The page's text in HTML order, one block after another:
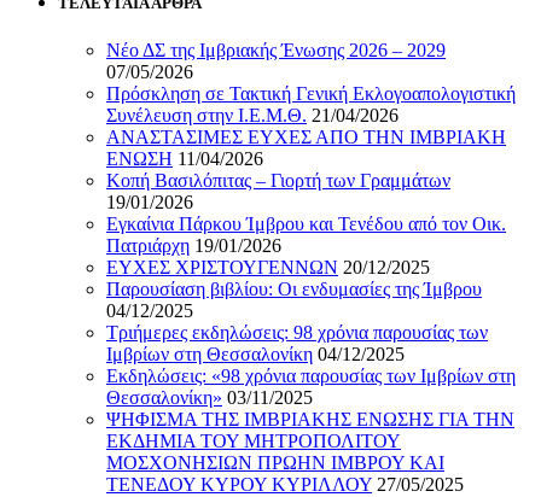
Νέο ΔΣ της Ιμβριακής Ένωσης 2026 – 2029
07/05/2026
Πρόσκληση σε Τακτική Γενική Εκλογοαπολογιστική
Συνέλευση στην Ι.Ε.Μ.Θ. 21/04/2026
ΑΝΑΣΤΑΣΙΜΕΣ ΕΥΧΕΣ ΑΠΟ ΤΗΝ ΙΜΒΡΙΑΚΗ
ΕΝΩΣΗ 11/04/2026
Κοπή Βασιλόπιτας – Γιορτή των Γραμμάτων
19/01/2026
Εγκαίνια Πάρκου Ίμβρου και Τενέδου από τον Οικ.
Πατριάρχη 19/01/2026
ΕΥΧΕΣ ΧΡΙΣΤΟΥΓΕΝΝΩΝ 20/12/2025
Παρουσίαση βιβλίου: Οι ενδυμασίες της Ίμβρου
04/12/2025
Τριήμερες εκδηλώσεις: 98 χρόνια παρουσίας των
Ιμβρίων στη Θεσσαλονίκη 04/12/2025
Εκδηλώσεις: «98 χρόνια παρουσίας των Ιμβρίων στη
Θεσσαλονίκη» 03/11/2025
ΨΗΦΙΣΜΑ ΤΗΣ ΙΜΒΡΙΑΚΗΣ ΕΝΩΣΗΣ ΓΙΑ ΤΗΝ
ΕΚΔΗΜΙΑ ΤΟΥ ΜΗΤΡΟΠΟΛΙΤΟΥ
ΜΟΣΧΟΝΗΣΙΩΝ ΠΡΩΗΝ ΙΜΒΡΟΥ ΚΑΙ
ΤΕΝΕΔΟΥ ΚΥΡΟΥ ΚΥΡΙΛΛΟΥ 27/05/2025